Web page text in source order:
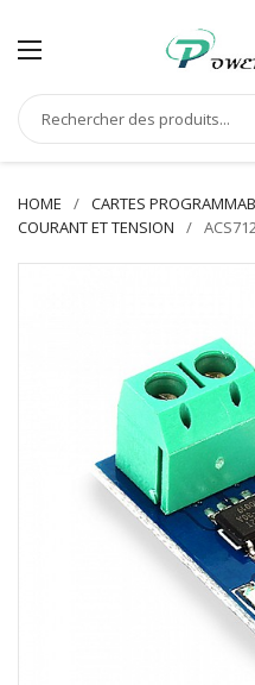
HOME CARTES
COURANT ET TENSION